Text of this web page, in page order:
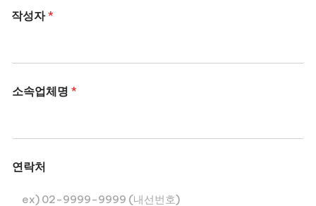
작성자*
소속업체명 *
연락처